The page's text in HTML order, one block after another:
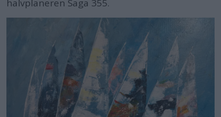
halvplaneren Saga 355.